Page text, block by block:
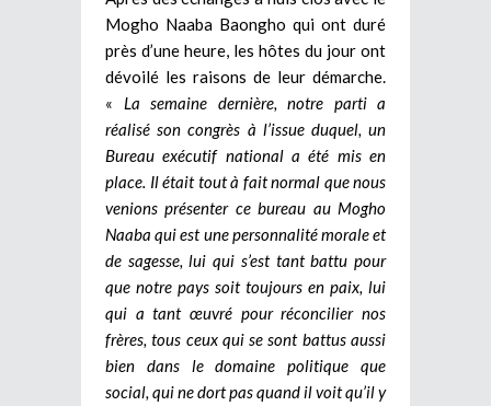
Mogho Naaba Baongho qui ont duré
près d’une heure, les hôtes du jour ont
dévoilé les raisons de leur démarche.
« La semaine dernière, notre parti a
réalisé son congrès à l’issue duquel, un
Bureau exécutif national a été mis en
place. Il était tout à fait normal que nous
venions présenter ce bureau au Mogho
Naaba qui est une personnalité morale et
de sagesse, lui qui s’est tant battu pour
que notre pays soit toujours en paix, lui
qui a tant œuvré pour réconcilier nos
frères, tous ceux qui se sont battus aussi
bien dans le domaine politique que
social, qui ne dort pas quand il voit qu’il y